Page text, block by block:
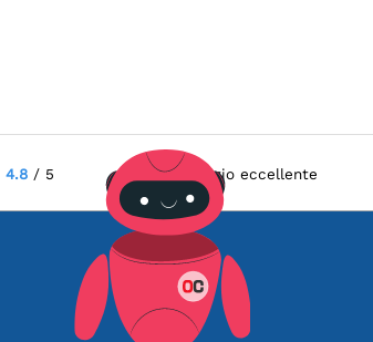
4.8/ 5 Servizio eccellente